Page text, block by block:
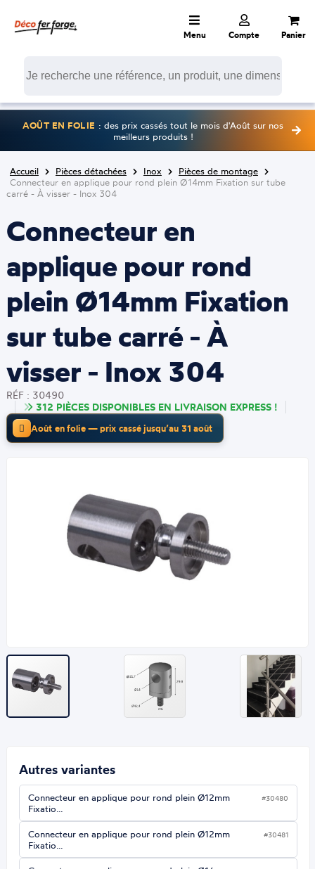
Menu Compte Panier
AOÛT EN FOLIE : des prix cassés tout le mois d'Août sur nos
meilleurs produits !
Accueil Pièces détachées Inox
Pièces de montage
Connecteur en applique pour rond plein Ø14mm Fixation sur tube
carré - À visser - Inox 304
Connecteur en
applique pour rond
plein Ø14mm Fixation
sur tube carré - À
visser - Inox 304
RÉF : 30490
312 PIÈCES DISPONIBLES EN LIVRAISON EXPRESS !
Août en folie — prix cassé jusqu’au 31 août
Autres variantes
Connecteur en applique pour rond plein Ø12mm
Fixatio…
#30480
Connecteur en applique pour rond plein Ø12mm
Fixatio…
#30481